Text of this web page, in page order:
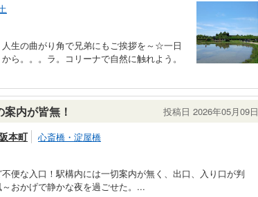
生の曲がり角で兄弟にもご挨拶を～☆一日
ら。。。ラ。コリーナで自然に触れよう。
内が皆無！ 投稿日 2026年05月09日
本町 心斎橋・淀屋橋
便な入口！駅構内には一切案内が無く、出口、入り口が判
おかげで静かな夜を過ごせた。...